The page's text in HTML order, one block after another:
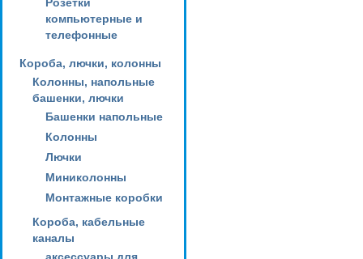
компьютерные и
телефонные
Короба, лючки, колонны
Колонны, напольные
башенки, лючки
Башенки напольные
Колонны
Лючки
Миниколонны
Монтажные коробки
Короба, кабельные
каналы